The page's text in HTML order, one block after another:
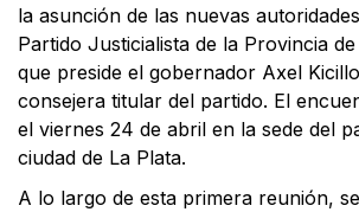
la asunción de las nuevas
Partido Justicialista de la Provincia
que preside el gobernador Axel
consejera titular del partido. El
el viernes 24 de abril en la sede del
ciudad de La Plata.
A lo largo de esta primera reunión,